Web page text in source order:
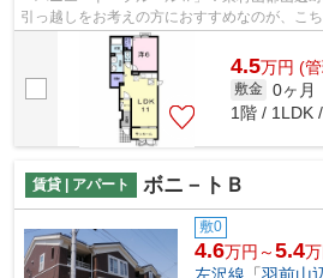
引っ越しをお考えの方におすすめなのが、こ
山辺町での住まいをお探しならお任せく...
4.5万円 (
敷金 0ヶ月
1階 / 1LDK
賃貸 | アパート ボニ－トＢ
敷0
4.6万円～5.4